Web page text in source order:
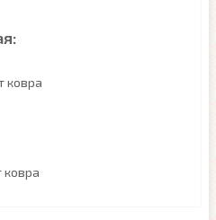
ковра
ковра